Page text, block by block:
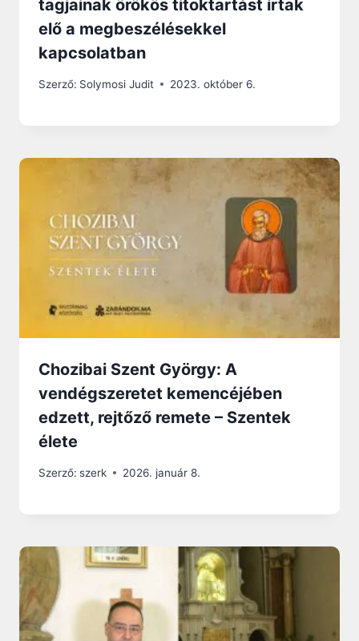
tagjainak örökös titoktartást írtak
elő a megbeszélésekkel
kapcsolatban
Szerző: Solymosi Judit 2023. október 6.
Chozibai Szent György: A
vendégszeretet kemencéjében
edzett, rejtőző remete – Szentek
élete
Szerző: szerk 2026. január 8.